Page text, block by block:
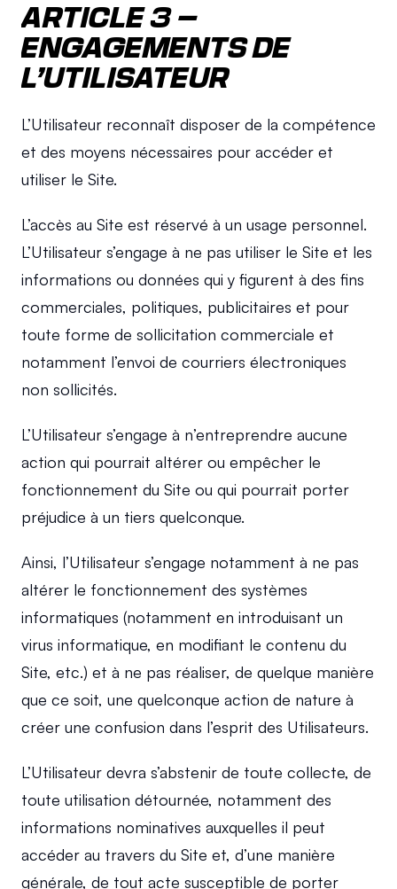
ARTICLE 3 –
ENGAGEMENTS DE
L’UTILISATEUR
L’Utilisateur reconnaît disposer de la compétence
et des moyens nécessaires pour accéder et
utiliser le Site.
L’accès au Site est réservé à un usage personnel.
L’Utilisateur s’engage à ne pas utiliser le Site et les
informations ou données qui y figurent à des fins
commerciales, politiques, publicitaires et pour
toute forme de sollicitation commerciale et
notamment l’envoi de courriers électroniques
non sollicités.
L’Utilisateur s’engage à n’entreprendre aucune
action qui pourrait altérer ou empêcher le
fonctionnement du Site ou qui pourrait porter
préjudice à un tiers quelconque.
Ainsi, l’Utilisateur s’engage notamment à ne pas
altérer le fonctionnement des systèmes
informatiques (notamment en introduisant un
virus informatique, en modifiant le contenu du
Site, etc.) et à ne pas réaliser, de quelque manière
que ce soit, une quelconque action de nature à
créer une confusion dans l’esprit des Utilisateurs.
L’Utilisateur devra s’abstenir de toute collecte, de
toute utilisation détournée, notamment des
informations nominatives auxquelles il peut
accéder au travers du Site et, d’une manière
générale, de tout acte susceptible de porter